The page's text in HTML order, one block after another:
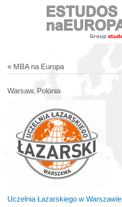
« MBA na Europa
Warsaw, Polónia
Uczelnia Łazarskiego w Warszawie